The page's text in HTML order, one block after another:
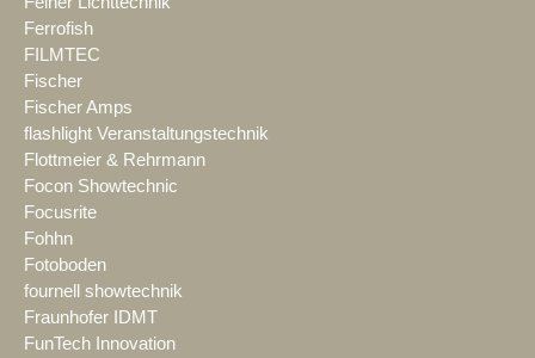
Ferrofish
FILMTEC
Fischer
Fischer Amps
flashlight Veranstaltungstechnik
Flottmeier & Rehrmann
Focon Showtechnic
Focusrite
Fohhn
Fotoboden
fournell showtechnik
Fraunhofer IDMT
FunTech Innovation